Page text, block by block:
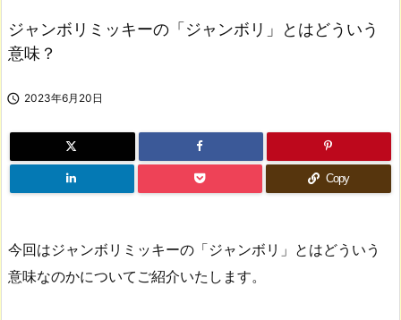
検索
ジャンボリミッキーの「ジャンボリ」とはどういう
意味？
 2023年6月20日
Copy
今回はジャンボリミッキーの「ジャンボリ」とはどういう
意味なのかについてご紹介いたします。